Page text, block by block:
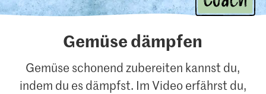
Gemüse dämpfen
Gemüse schonend zubereiten kannst du,
indem du es dämpfst. Im Video erfährst du,